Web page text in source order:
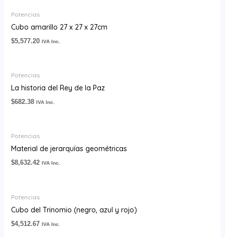
Potencias
Cubo amarillo 27 x 27 x 27cm
$5,577.20 IVA Inc.
Potencias
La historia del Rey de la Paz
$682.38 IVA Inc.
Potencias
Material de jerarquías geométricas
$8,632.42 IVA Inc.
Potencias
Cubo del Trinomio (negro, azul y rojo)
$4,512.67 IVA Inc.